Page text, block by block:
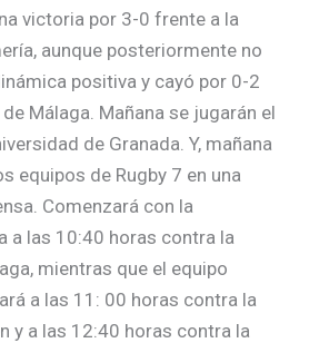
victoria por 3-0 frente a la
aunque posteriormente no
positiva y cayó por 0-2
Málaga. Mañana se jugarán el
de Granada. Y, mañana
equipos de Rugby 7 en una
Comenzará con la
a las 10:40 horas contra la
mientras que el equipo
a las 11: 00 horas contra la
y a las 12:40 horas contra la